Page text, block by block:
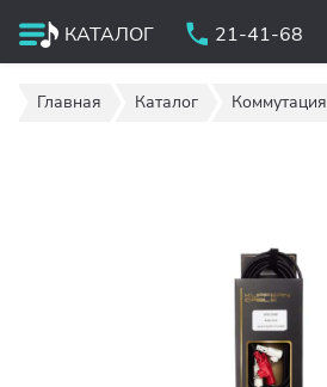
КАТАЛОГ 21-41-68
Главная Каталог Коммутация